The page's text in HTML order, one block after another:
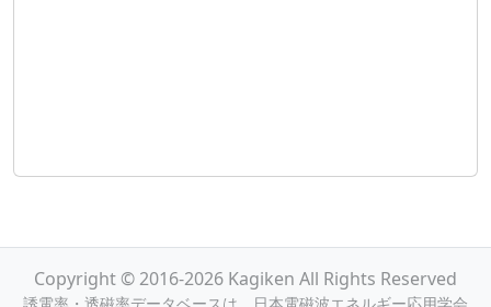
Copyright © 2016-2026 Kagiken All Rights Reserved